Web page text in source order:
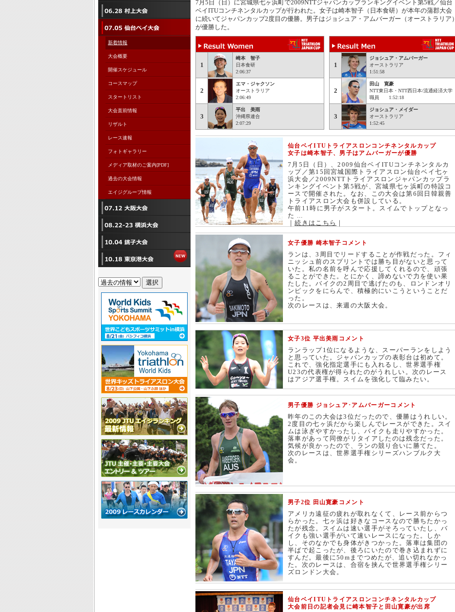
新着情報
大会概要
開催スケジュール
コースマップ
スタートリスト
大会直前情報
リザルト
レース速報
フォトギャラリー
メディア取材のご案内[PDF]
過去の大会情報
エイジグループ情報
7月5日（日）に宮城県七ヶ浜町で2009NTTジャパンカップランキングイベント第5戦／仙台
ベイITUコンチネンタルカップが行われた。女子は崎本智子（日本食研）が本年の蒲郡大会
に続いてジャパンカップ2度目の優勝。男子はジョシュア・アムバーガー（オーストラリア）
が優勝した。
1
ジョシュア・アムバーガー
オーストラリア
1:51:58
2
田山 寛豪
NTT東日本・NTT西日本/流通経済大学
職員 1:52:18
3
ジョシュア・メイダー
オーストラリア
1:52:45
1
崎本 智子
日本食研
2:06:37
2
エマ・ジャクソン
オーストラリア
2:06:49
3
平出 美雨
沖縄県連合
2:07:29
仙台ベイITUトライアスロンコンチネンタルカップ
女子は崎本智子、男子はアムバーガーが優勝
7月5日（日）、2009仙台ベイITUコンチネンタルカ
ップ／第15回宮城国際トライアスロン仙台ベイ七ヶ
浜大会／2009NTTトライアスロンジャパンカップラ
ンキングイベント第5戦が、宮城県七ヶ浜町の特設コ
ースで開催された。なお、この大会は第6回日韓親善
トライアスロン大会も併設している。
午前11時に男子がスタート。スイムでトップとなっ
た ...
｜続きはこちら ｜
女子優勝 崎本智子コメント
ランは、3周目でリードすることが作戦だった。フィ
ニッシュ前のスプリントでは勝ち目がないと思って
いた。私の名前を呼んで応援してくれるので、頑張
ることができた。とにかく、諦めないで力を使い果
たした。バイクの2周目で逃げたのも、ロンドンオリ
ンピックをにらんで、積極的にいこうということだ
った。
次のレースは、来週の大阪大会。
女子3位 平出美雨コメント
ランラップ1位になるような、スーパーランをしよう
と思っていた。ジャパンカップの表彰台は初めて。
これで、強化指定選手にも入れるし、世界選手権
U23の代表権が得られたのがうれしい。次のレース
はアジア選手権。スイムを強化して臨みたい。
男子優勝 ジョシュア･アムバーガーコメント
昨年のこの大会は3位だったので、優勝はうれしい。
2度目の七ヶ浜だから楽しんでレースができた。スイ
ムは泳ぎやすかったし、バイクも走りやすかった。
落車があって同僚がリタイアしたのは残念だった。
気候が良かったので、ランの競り合いに勝てた。
次のレースは、世界選手権シリーズハンブルク大
会。
男子2位 田山寛豪コメント
アメリカ遠征の疲れが取れなくて、レース前からつ
らかった。七ヶ浜は好きなコースなので勝ちたかっ
たが残念。スイムは速い選手がそろっていたし、バ
イクも強い選手がいて速いレースになった。しか
し、そのなかでも身体がきつかった。落車は集団の
半ばで起こったが、後ろにいたので巻き込まれずに
すんだ。最後に50mまでつめたが、追い切れなかっ
た。次のレースは、合宿を挟んで世界選手権シリー
ズロンドン大会。
仙台ベイITUトライアスロンコンチネンタルカップ
大会前日の記者会見に崎本智子と田山寛豪が出席